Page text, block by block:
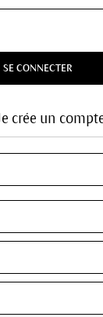
crée un
SE CONNECTER